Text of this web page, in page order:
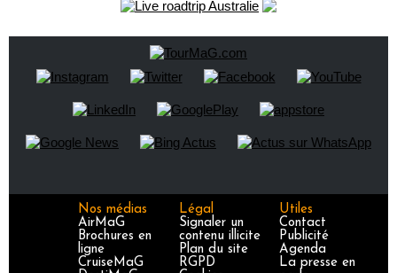
Nos médias
AirMaG
Brochures en
ligne
CruiseMaG
Légal
Signaler un
contenu illicite
Plan du site
RGPD
Utiles
Contact
Publicité
Agenda
La presse en